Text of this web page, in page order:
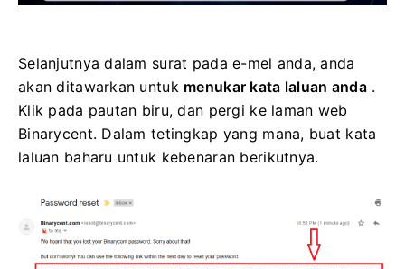
Selanjutnya dalam surat pada e-mel anda, anda
akan ditawarkan untuk menukar kata laluan anda.
Klik pada pautan biru, dan pergi ke laman web
Binarycent. Dalam tetingkap yang mana, buat kata
laluan baharu untuk kebenaran berikutnya.